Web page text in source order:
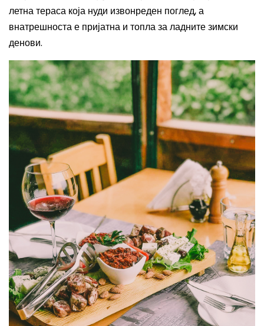
летна тераса која нуди извонреден поглед, а
внатрешноста е пријатна и топла за ладните зимски
денови.